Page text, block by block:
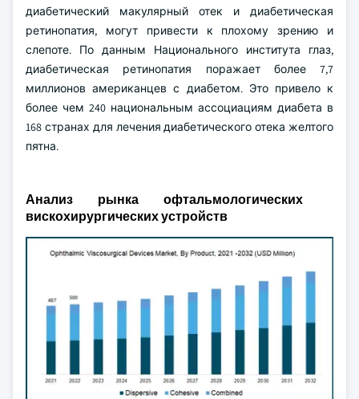
диабетический макулярный отек и диабетическая
ретинопатия, могут привести к плохому зрению и
слепоте. По данным Национального института глаз,
диабетическая ретинопатия поражает более 7,7
миллионов американцев с диабетом. Это привело к
более чем 240 национальным ассоциациям диабета в
168 странах для лечения диабетического отека желтого
пятна.
Анализ рынка офтальмологических
вискохирургических устройств